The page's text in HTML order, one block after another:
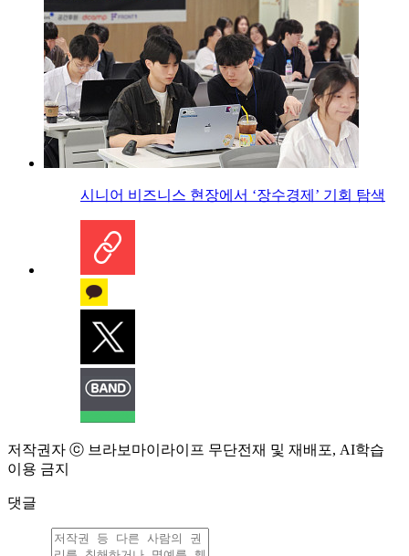
시니어 비즈니스 현장에서 ‘장수경제’ 기회 탐색
저작권자 ⓒ 브라보마이라이프 무단전재 및 재배포, AI학습
이용 금지
댓글